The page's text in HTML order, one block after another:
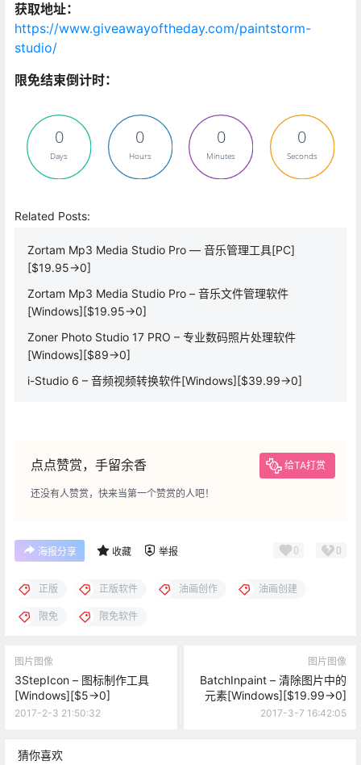
获取地址：
https://www.giveawayoftheday.com/paintstorm-
studio/
限免结束倒计时：
0
Days
0
Hours
0
Minutes
0
Seconds
Related Posts:
Zortam Mp3 Media Studio Pro — 音乐管理工具[PC]
[$19.95→0]
Zortam Mp3 Media Studio Pro – 音乐文件管理软件
[Windows][$19.95→0]
Zoner Photo Studio 17 PRO – 专业数码照片处理软件
[Windows][$89→0]
i-Studio 6 – 音频视频转换软件[Windows][$39.99→0]
点点赞赏，手留余香 给TA打赏
还没有人赞赏，快来当第一个赞赏的人吧！
海报分享 收藏 举报 0 0
正版 正版软件 油画创作 油画创建
限免 限免软件
图片图像
3StepIcon – 图标制作工具
[Windows][$5→0]
2017-2-3 21:50:32
图片图像
BatchInpaint – 清除图片中的
元素[Windows][$19.99→0]
2017-3-7 16:42:05
猜你喜欢